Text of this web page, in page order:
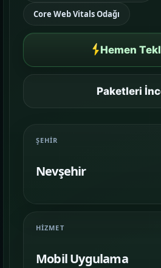
03 Temalar
Sektörünüze
Paketler
Kurulum, içerik
İletişim
Core Web Vitals Odağı
Hemen
Paketleri
ŞEHIR
Nevşehir
HIZMET
Mobil Uygulama